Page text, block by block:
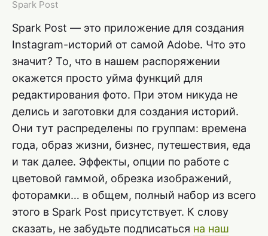
Spark Post
Spark Post — это приложение для создания
Instagram-историй от самой Adobe. Что это
значит? То, что в нашем распоряжении
окажется просто уйма функций для
редактирования фото. При этом никуда не
делись и заготовки для создания историй.
Они тут распределены по группам: времена
года, образ жизни, бизнес, путешествия, еда
и так далее. Эффекты, опции по работе с
цветовой гаммой, обрезка изображений,
фоторамки… в общем, полный набор из всего
этого в Spark Post присутствует. К слову
сказать, не забудьте подписаться на наш